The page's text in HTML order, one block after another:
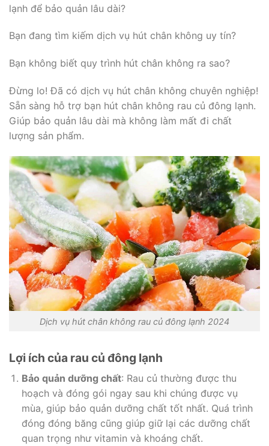
lạnh để bảo quản lâu dài?
Bạn đang tìm kiếm dịch vụ hút chân không uy tín?
Bạn không biết quy trình hút chân không ra sao?
Đừng lo! Đã có dịch vụ hút chân không chuyên nghiệp!
Sẵn sàng hỗ trợ bạn hút chân không rau củ đông lạnh.
Giúp bảo quản lâu dài mà không làm mất đi chất
lượng sản phẩm.
Dịch vụ hút chân không rau củ đông lạnh 2024
Lợi ích của rau củ đông lạnh
Bảo quản dưỡng chất: Rau củ thường được thu
hoạch và đóng gói ngay sau khi chúng được vụ
mùa, giúp bảo quản dưỡng chất tốt nhất. Quá trình
đóng đóng băng cũng giúp giữ lại các dưỡng chất
quan trọng như vitamin và khoáng chất.